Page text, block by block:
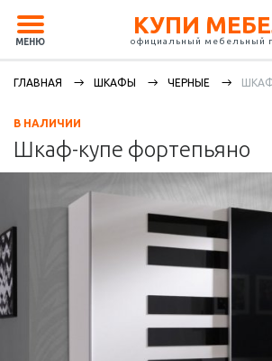
МЕНЮ
КУПИ
официальный мебельный
ГЛАВНАЯ ШКАФЫ ЧЕРНЫЕ
В НАЛИЧИИ
Шкаф-купе фортепьяно